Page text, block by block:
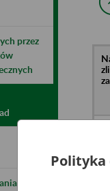
przez
do
Polityka